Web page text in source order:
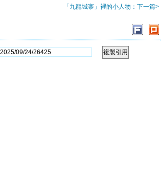
「九龍城寨」裡的小人物：下一篇>